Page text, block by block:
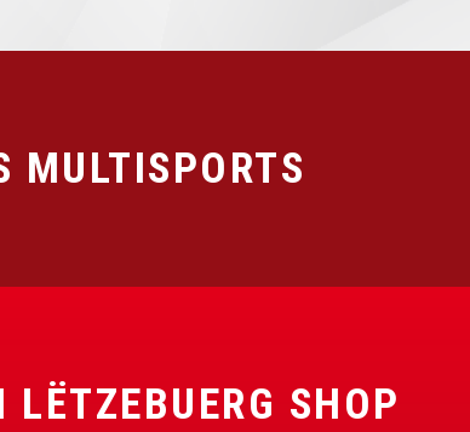
MULTISPORTS
LËTZEBUERG SHOP